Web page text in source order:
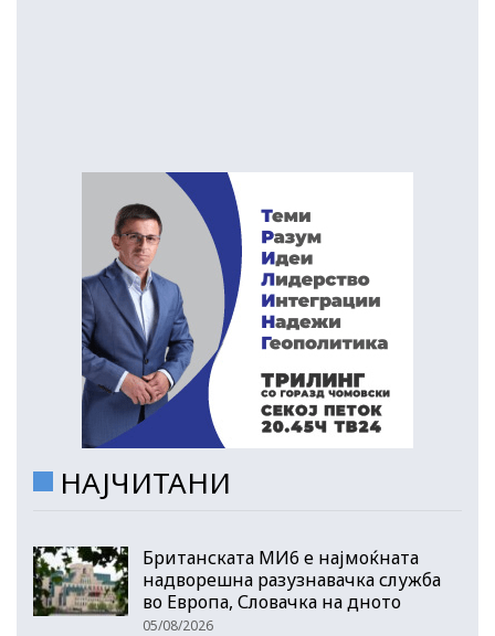
НАЈЧИТАНИ
Британската МИ6 е најмоќната
надворешна разузнавачка служба
во Европа, Словачка на дното
05/08/2026